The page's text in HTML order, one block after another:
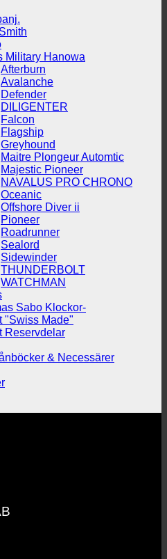
Military Hanowa
Afterburn
Avalanche
Defender
DILIGENTER
Falcon
Flagship
Greyhound
Maitre Plongeur Automtic
Majestic Pioneer
NAVALUS PRO CHRONO
Oceanic
Offshore Diver ii
Pioneer
Roadrunner
Sealord
Sidewinder
THUNDERBOLT
WATCHMAN
Sabo Klockor-
"Swiss Made"
Reservdelar
& Necessärer